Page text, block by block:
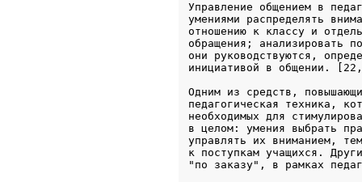
Управление общением в
умениями распределять
отношению к классу и
обращения; анализировать
они руководствуются,
инициативой в общении.
Одним из средств,
педагогическая техника,
необходимых для
в целом: умения выбрать
управлять их вниманием,
к поступкам учащихся.
"по заказу", в рамках